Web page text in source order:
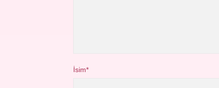
İsim*